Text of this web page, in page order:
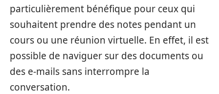
particulièrement bénéfique pour ceux qui
souhaitent prendre des notes pendant un
cours ou une réunion virtuelle. En effet, il est
possible de naviguer sur des documents ou
des e-mails sans interrompre la
conversation.